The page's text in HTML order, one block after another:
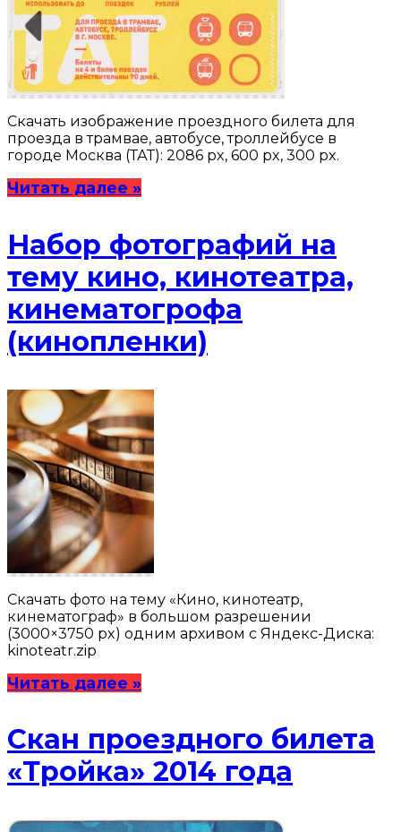
Скачать изображение проездного билета для
проезда в трамвае, автобусе, троллейбусе в
городе Москва (ТАТ): 2086 px, 600 px, 300 px.
Читать далее »
Набор фотографий на
тему кино, кинотеатра,
кинематогрофа
(кинопленки)
Скачать фото на тему «Кино, кинотеатр,
кинематограф» в большом разрешении
(3000×3750 px) одним архивом с Яндекс-Диска:
kinoteatr.zip
Читать далее »
Скан проездного билета
«Тройка» 2014 года